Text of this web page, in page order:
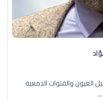
العيون والقنوات الدمعية